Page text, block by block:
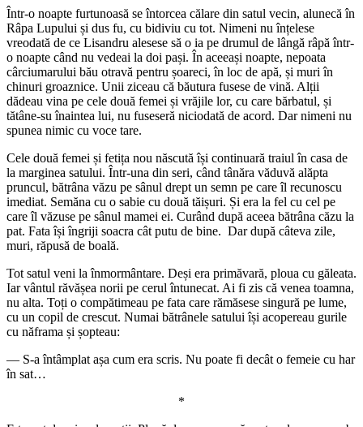
Într-o noapte furtunoasă se întorcea călare din satul vecin, alunecă în
Râpa Lupului și dus fu, cu bidiviu cu tot. Nimeni nu înțelese
vreodată de ce Lisandru alesese să o ia pe drumul de lângă râpă într-
o noapte când nu vedeai la doi pași. În aceeași noapte, nepoata
cârciumarului bău otravă pentru șoareci, în loc de apă, și muri în
chinuri groaznice. Unii ziceau că băutura fusese de vină. Alții
dădeau vina pe cele două femei și vrăjile lor, cu care bărbatul, și
tătâne-su înaintea lui, nu fuseseră niciodată de acord. Dar nimeni nu
spunea nimic cu voce tare.
Cele două femei și fetița nou născută își continuară traiul în casa de
la marginea satului. Într-una din seri, când tânăra văduvă alăpta
pruncul, bătrâna văzu pe sânul drept un semn pe care îl recunoscu
imediat. Semăna cu o sabie cu două tăișuri. Și era la fel cu cel pe
care îl văzuse pe sânul mamei ei. Curând după aceea bătrâna căzu la
pat. Fata își îngriji soacra cât putu de bine. Dar după câteva zile,
muri, răpusă de boală.
Tot satul veni la înmormântare. Deși era primăvară, ploua cu găleata.
Iar vântul răvășea norii pe cerul întunecat. Ai fi zis că venea toamna,
nu alta. Toți o compătimeau pe fata care rămăsese singură pe lume,
cu un copil de crescut. Numai bătrânele satului își acopereau gurile
cu năframa și șopteau:
― S-a întâmplat așa cum era scris. Nu poate fi decât o femeie cu har
în sat…
*